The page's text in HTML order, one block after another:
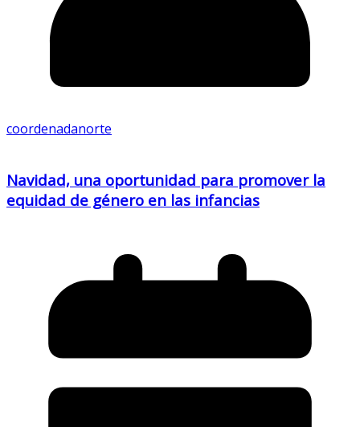
coordenadanorte
Navidad, una oportunidad para promover la
equidad de género en las infancias